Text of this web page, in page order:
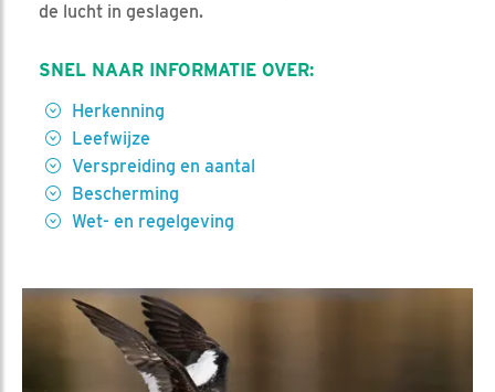
de lucht in geslagen.
SNEL NAAR INFORMATIE OVER:
Herkenning
Leefwijze
Verspreiding en aantal
Bescherming
Wet- en regelgeving